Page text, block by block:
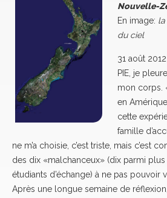
Nouvelle-
En image:
du ciel
31 août
PIE, je
mon corps.
en
cette
famille
ne m’a choisie, c’est triste, mais c’est
des dix «malchanceux» (dix parmi
étudiants d’échange) à ne pas pouvoir
Après une longue semaine de